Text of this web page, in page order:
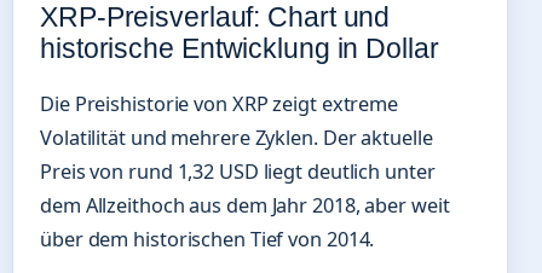
XRP-Preisverlauf: Chart und
historische Entwicklung in Dollar
Die Preishistorie von XRP zeigt extreme
Volatilität und mehrere Zyklen. Der aktuelle
Preis von rund 1,32 USD liegt deutlich unter
dem Allzeithoch aus dem Jahr 2018, aber weit
über dem historischen Tief von 2014.